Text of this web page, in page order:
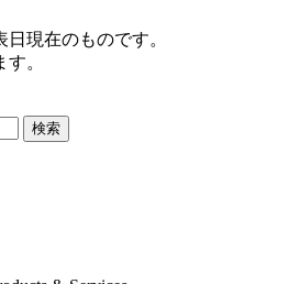
現在のものです。
。